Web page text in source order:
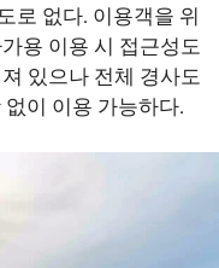
로 없다. 이용객을 위
용 이용 시 접근성도
있으나 전체 경사도
이 이용 가능하다.